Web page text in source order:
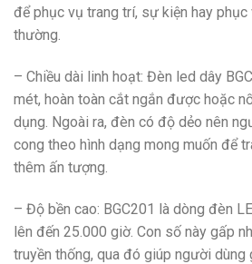
để phục vụ trang trí, sự kiện hay
thường.
– Chiều dài linh hoạt: Đèn led dây
mét, hoàn toàn cắt ngắn được hoặc
dụng. Ngoài ra, đèn có độ dẻo nên
cong theo hình dạng mong muốn để
thêm ấn tượng.
– Độ bền cao: BGC201 là dòng đèn
lên đến 25.000 giờ. Con số này gấp
truyền thống, qua đó giúp người